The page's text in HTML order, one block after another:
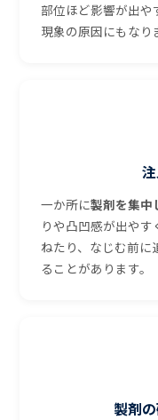
部位ほど影響が出
現象の原因にもなり
一か所に製剤を集中
りや凸凹感が出や
ねたり、なじむ前に
ることがあります。
製剤